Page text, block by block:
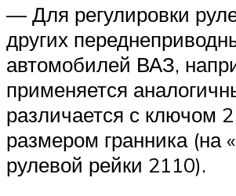
— Для регулировки
других
автомобилей ВАЗ,
применяется
различается с ключом
размером гранника (на
рулевой рейки 2110).